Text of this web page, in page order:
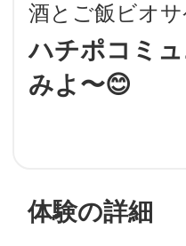
酒とご飯ビオ
ハチポコミ
みよ〜😊
体験の詳細
地